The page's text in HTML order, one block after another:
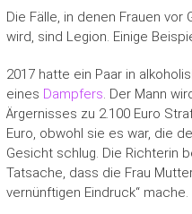
Die Fälle, in denen Frauen
wird, sind Legion. Einige
2017 hatte ein Paar in
eines Dampfers. Der Mann
Ärgernisses zu 2.100 Euro
Euro, obwohl sie es war, die
Gesicht schlug. Die Richterin
Tatsache, dass die Frau
vernünftigen Eindruck“ mache.